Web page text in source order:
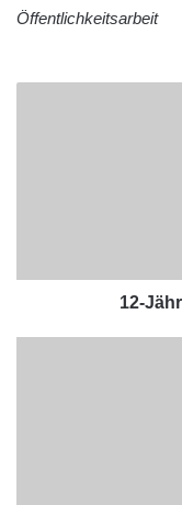
Öffentlichkeitsarbeit
12-